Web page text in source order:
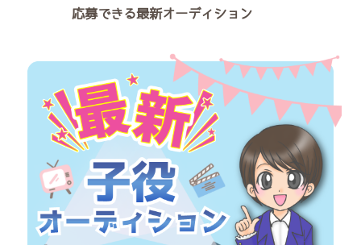
応募できる最新オーディション